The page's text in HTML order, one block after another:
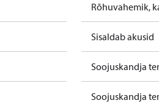
Rõhuvahemik,
Sisaldab akusid
Soojuskandja
Soojuskandja